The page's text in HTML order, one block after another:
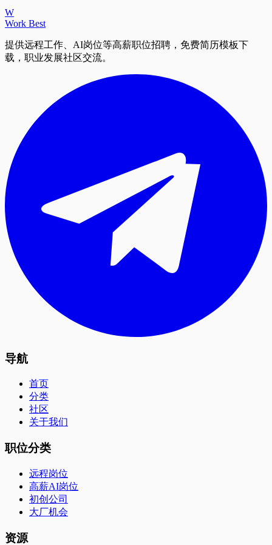
W
Work Best
提供远程工作、AI岗位等高薪职位招聘，免费简历模板下
载，职业发展社区交流。
导航
首页
分类
社区
关于我们
职位分类
远程岗位
高薪AI岗位
初创公司
大厂机会
资源